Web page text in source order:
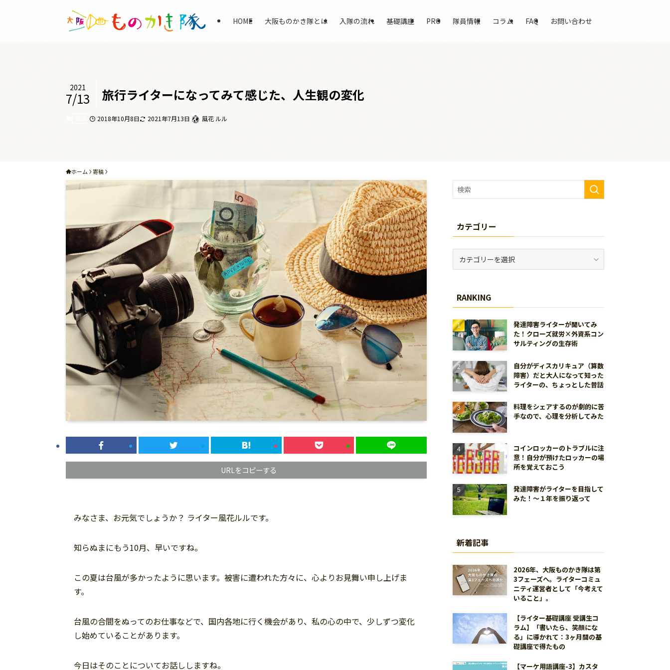
HOME 大阪ものかき隊とは 入隊の流れ 基礎講座 PRO 隊員情報 コラム FAQ お問い合わせ
旅行ライターになってみて感じた、人生観の変化
2021
7/13
2018年10月8日 2021年7月13日 風花 ルル
ホーム 寄稿
URLをコピーする
みなさま、お元気でしょうか？ ライター風花ルルです。
知らぬまにもう10月、早いですね。
この夏は台風が多かったように思います。被害に遭われた方々に、心よりお見舞い申し上げま
す。
台風の合間をぬってのお仕事などで、国内各地に行く機会があり、私の心の中で、少しずつ変化
し始めていることがあります。
今日はそのことについてお話ししますね。
カテゴリー
ーRANKING
発達障害ライターが聞いてみ
た！クローズ就労×外資系コン
サルティングの生存術
自分がディスカリキュア（算数
障害）だと大人になって知った
ライターの、ちょっとした昔話
料理をシェアするのが劇的に苦
手なので、心理を分析してみた
コインロッカーのトラブルに注
意！自分が預けたロッカーの場
所を覚えておこう
発達障害がライターを目指して
みた！～１年を振り返って
新着記事
2026年、大阪ものかき隊は第
3フェーズへ。ライターコミュ
ニティ運営者として「今考えて
いること」。
【ライター基礎講座 受講生コ
ラム】「書いたら、笑顔にな
る」に導かれて：3ヶ月間の基
礎講座で得たもの
【マーケ用語講座-3】カスタ